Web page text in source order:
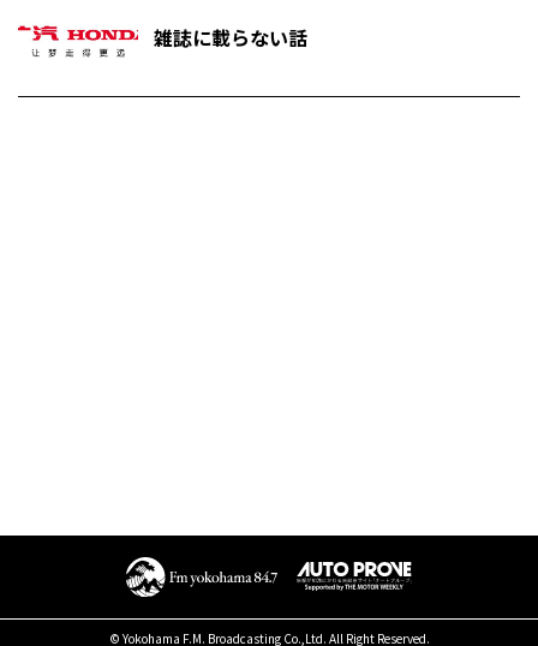
雑誌に載らない話
© Yokohama F.M. Broadcasting Co.,Ltd. All Right Reserved.